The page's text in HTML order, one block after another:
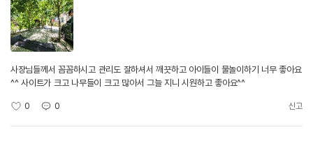
사장님들께서 꼼꼼하시고 관리도 잘하셔서 깨끗하고 아이들이 물놀이하기 너무 좋아요
^^ 사이트가 크고 나무들이 크고 많아서 그늘 지니 시원하고 좋아요^^
0 0 신고